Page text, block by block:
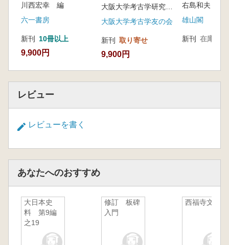
川西宏幸 編
六一書房
新刊 10冊以上
9,900円
大阪大学考古学友の会
新刊 取り寄せ
9,900円
雄山閣
新刊 在庫なし
レビュー
レビューを書く
あなたへのおすすめ
大日本史
料 第9編
之19
修訂 板碑
入門
西福寺文書